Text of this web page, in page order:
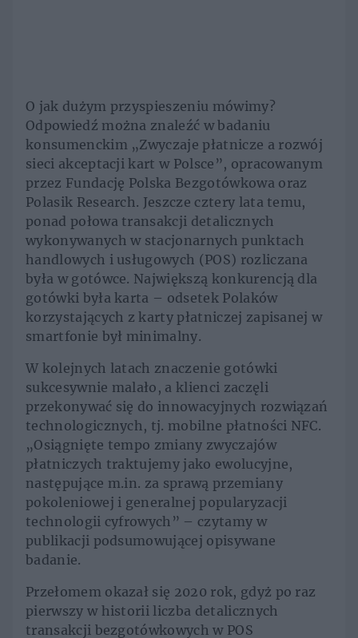
O jak dużym przyspieszeniu mówimy?
Odpowiedź można znaleźć w badaniu
konsumenckim „Zwyczaje płatnicze a rozwój
sieci akceptacji kart w Polsce”, opracowanym
przez Fundację Polska Bezgotówkowa oraz
Polasik Research. Jeszcze cztery lata temu,
ponad połowa transakcji detalicznych
wykonywanych w stacjonarnych punktach
handlowych i usługowych (POS) rozliczana
była w gotówce. Największą konkurencją dla
gotówki była karta – odsetek Polaków
korzystających z karty płatniczej zapisanej w
smartfonie był minimalny.
W kolejnych latach znaczenie gotówki
sukcesywnie malało, a klienci zaczęli
przekonywać się do innowacyjnych rozwiązań
technologicznych, tj. mobilne płatności NFC.
„Osiągnięte tempo zmiany zwyczajów
płatniczych traktujemy jako ewolucyjne,
następujące m.in. za sprawą przemiany
pokoleniowej i generalnej popularyzacji
technologii cyfrowych” – czytamy w
publikacji podsumowującej opisywane
badanie.
Przełomem okazał się 2020 rok, gdyż po raz
pierwszy w historii liczba detalicznych
transakcji bezgotówkowych w POS